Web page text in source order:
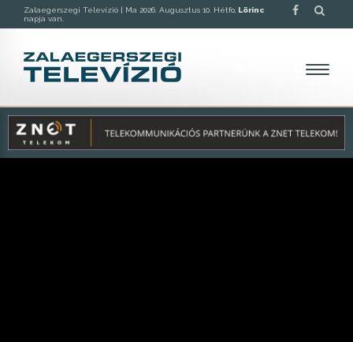
Zalaegerszegi Televízió | Ma 2026. Augusztus 10. Hétfo, Lörinc
napja van.